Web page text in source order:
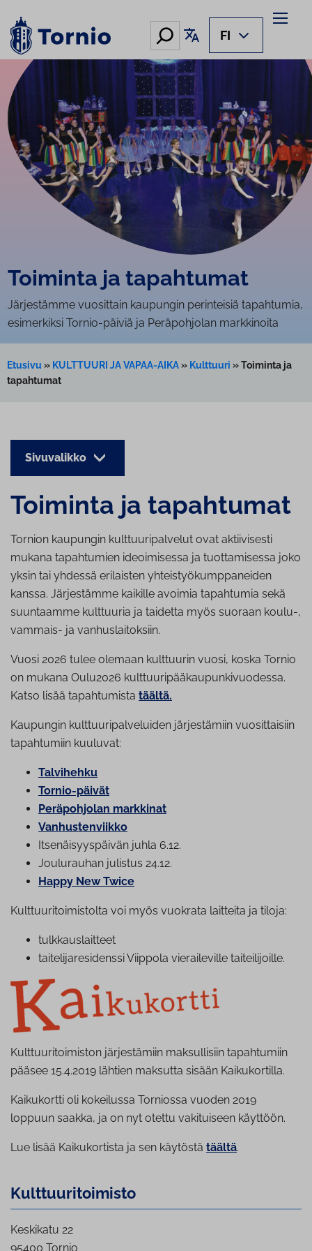
sisältöön
Hae Käännä sivu
FI
Toiminta ja tapahtumat
Järjestämme vuosittain kaupungin perinteisiä tapahtumia,
esimerkiksi Tornio-päiviä ja Peräpohjolan markkinoita
Etusivu » KULTTUURI JA VAPAA-AIKA» Kulttuuri »Toiminta ja
tapahtumat
Sivuvalikko
Toiminta ja tapahtumat
Tornion kaupungin kulttuuripalvelut ovat aktiivisesti
mukana tapahtumien ideoimisessa ja tuottamisessa joko
yksin tai yhdessä erilaisten yhteistyökumppaneiden
kanssa. Järjestämme kaikille avoimia tapahtumia sekä
suuntaamme kulttuuria ja taidetta myös suoraan koulu-,
vammais- ja vanhuslaitoksiin.
Vuosi 2026 tulee olemaan kulttuurin vuosi, koska Tornio
on mukana Oulu2026 kulttuuripääkaupunkivuodessa.
Katso lisää tapahtumista täältä.
Kaupungin kulttuuripalveluiden järjestämiin vuosittaisiin
tapahtumiin kuuluvat:
Talvihehku
Tornio-päivät
Pe­rä­poh­jo­lan markkinat
Van­hus­ten­viik­ko
It­se­näi­syys­päi­vän juhla 6.12.
Joulurauhan julistus 24.12.
Happy New Twice
Kulttuuritoimistolta voi myös vuokrata laitteita ja tiloja:
tulk­kaus­lait­teet
tai­te­li­ja­re­si­dens­si Viippola vie­rai­le­vil­le tai­tei­li­joil­le.
Kulttuuritoimiston järjestämiin maksullisiin tapahtumiin
pääsee 15.4.2019 lähtien maksutta sisään Kaikukortilla.
Kaikukortti oli kokeilussa Torniossa vuoden 2019
loppuun saakka, ja on nyt otettu vakituiseen käyttöön.
Lue lisää Kaikukortista ja sen käytöstä täältä.
Kult­tuu­ri­toi­mis­to
Keskikatu 22
95400 Tornio